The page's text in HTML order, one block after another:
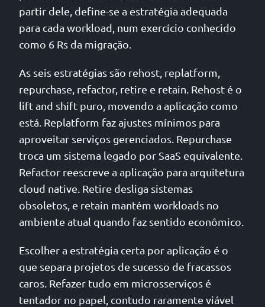
partir dele, define-se a estratégia adequada
para cada workload, num exercício conhecido
como 6 Rs da migração.
As seis estratégias são rehost, replatform,
repurchase, refactor, retire e retain. Rehost é o
lift and shift puro, movendo a aplicação como
está. Replatform faz ajustes mínimos para
aproveitar serviços gerenciados. Repurchase
troca um sistema legado por SaaS equivalente.
Refactor reescreve a aplicação para arquitetura
cloud native. Retire desliga sistemas
obsoletos, e retain mantém workloads no
ambiente atual quando faz sentido econômico.
Escolher a estratégia certa por aplicação é o
que separa projetos de sucesso de fracassos
caros. Refazer tudo em microsserviços é
tentador no papel, contudo raramente viável